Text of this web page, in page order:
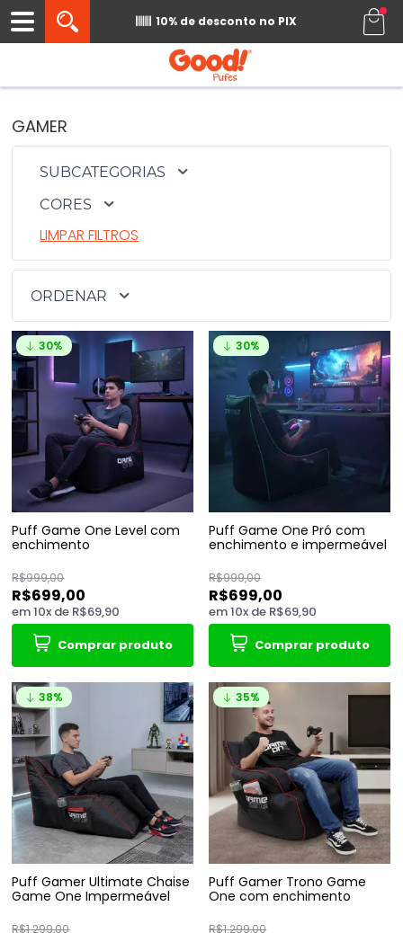
10% de desconto no PIX
0
GAMER
SUBCATEGORIAS
CORES
LIMPAR FILTROS
ORDENAR
30%
Puff Game One Level com
enchimento
R$999,00
R$699,00
em10x de R$69,90
Comprar produto
30%
Puff Game One Pró com
enchimento e impermeável
R$999,00
R$699,00
em10x de R$69,90
Comprar produto
38%
Puff Gamer Ultimate Chaise
Game One Impermeável
R$1.299,00
35%
Puff Gamer Trono Game
One com enchimento
R$1.299,00